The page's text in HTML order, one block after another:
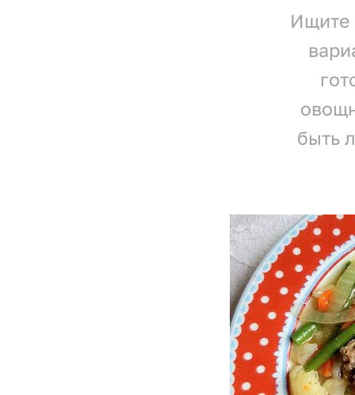
Ищите
быть